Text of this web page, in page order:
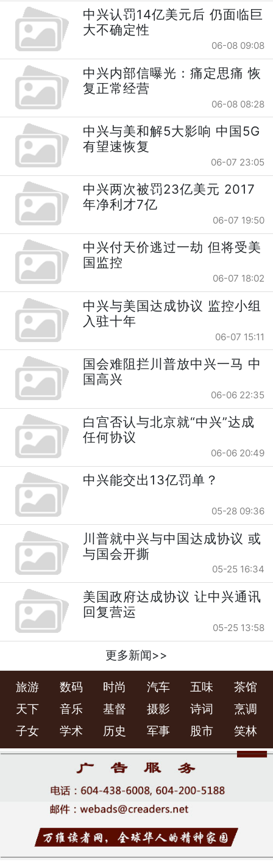
中兴认罚14亿美元后 仍面临巨
大不确定性
06-08 09:08
中兴内部信曝光：痛定思痛 恢
复正常经营
06-08 08:28
中兴与美和解5大影响 中国5G
有望速恢复
06-07 23:05
中兴两次被罚23亿美元 2017
年净利才7亿
06-07 19:50
中兴付天价逃过一劫 但将受美
国监控
06-07 18:02
中兴与美国达成协议 监控小组
入驻十年
06-07 15:11
国会难阻拦川普放中兴一马 中
国高兴
06-06 22:35
白宫否认与北京就“中兴”达成
任何协议
06-06 20:49
中兴能交出13亿罚单？
05-28 09:36
川普就中兴与中国达成协议 或
与国会开撕
05-25 16:34
美国政府达成协议 让中兴通讯
回复营运
05-25 13:58
更多新闻>>
旅游 数码 时尚 汽车 五味
茶馆
天下
音乐 基督 摄影 诗词
烹调
子女
学术 历史 军事 股市 笑林